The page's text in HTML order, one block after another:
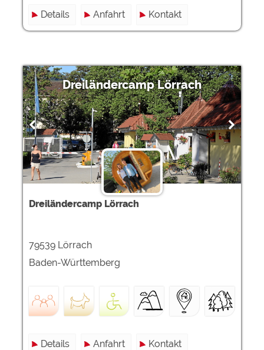
Details Anfahrt Kontakt
Dreiländercamp Lörrach
Dreiländercamp Lörrach
79539 Lörrach
Baden-Württemberg
Details Anfahrt Kontakt